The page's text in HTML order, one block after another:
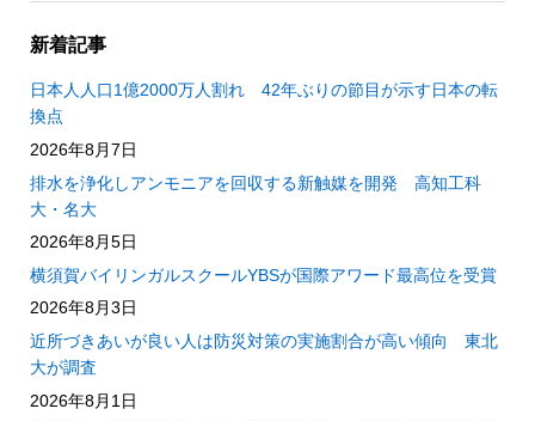
新着記事
日本人人口1億2000万人割れ 42年ぶりの節目が示す日本の転
換点
2026年8月7日
排水を浄化しアンモニアを回収する新触媒を開発 高知工科
大・名大
2026年8月5日
横須賀バイリンガルスクールYBSが国際アワード最高位を受賞
2026年8月3日
近所づきあいが良い人は防災対策の実施割合が高い傾向 東北
大が調査
2026年8月1日